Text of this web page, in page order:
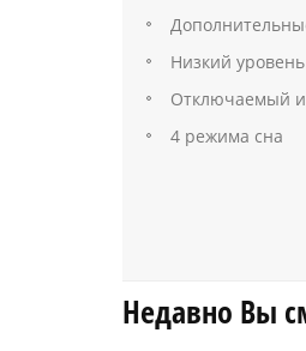
Низкий
Отключаемый
4 режима сна
Недавно Вы